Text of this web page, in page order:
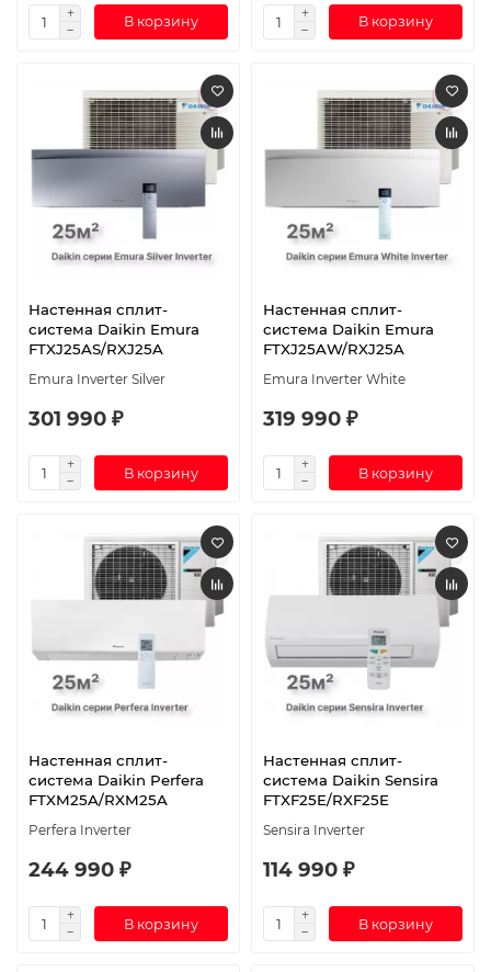
В корзину В корзину
Настенная сплит-
система Daikin Emura
FTXJ25AS/RXJ25A
Emura Inverter Silver
301 990 ₽
В корзину
Настенная сплит-
система Daikin Emura
FTXJ25AW/RXJ25A
Emura Inverter White
319 990 ₽
В корзину
Настенная сплит-
система Daikin Perfera
FTXM25A/RXM25A
Perfera Inverter
244 990 ₽
В корзину
Настенная сплит-
система Daikin Sensira
FTXF25E/RXF25E
Sensira Inverter
114 990 ₽
В корзину